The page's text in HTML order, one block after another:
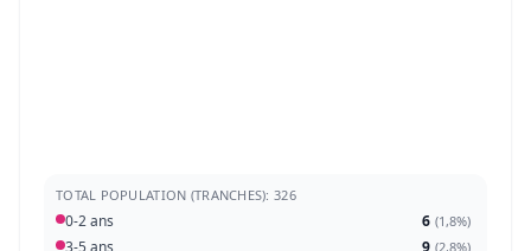
TOTAL POPULATION (TRANCHES): 326
0-2 ans 6 (1,8%)
(2,8%)